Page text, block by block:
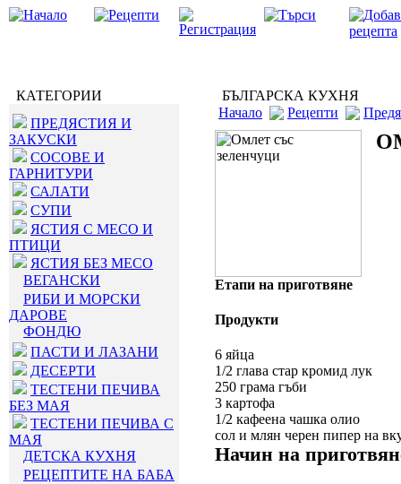
КАТЕГОРИИ
ПРЕДЯСТИЯ И
ЗАКУСКИ
СОСОВЕ И
ГАРНИТУРИ
САЛАТИ
СУПИ
ЯСТИЯ С МЕСО И
ПТИЦИ
ЯСТИЯ БЕЗ МЕСО
ВЕГАНСКИ
РИБИ И МОРСКИ
ДАРОВЕ
ФОНДЮ
ПАСТИ И ЛАЗАНИ
ДЕСЕРТИ
ТЕСТЕНИ ПЕЧИВА
БЕЗ МАЯ
ТЕСТЕНИ ПЕЧИВА С
МАЯ
ДЕТСКА КУХНЯ
РЕЦЕПТИТЕ НА БАБА
БЪЛГАРСКА КУХНЯ
Начало
Рецепти
Етапи на приготвяне
Продукти
6 яйца
1/2 глава стар кромид лук
250 грама гъби
3 картофа
1/2 кафеена чашка олио
сол и млян черен пипер на
Начин на